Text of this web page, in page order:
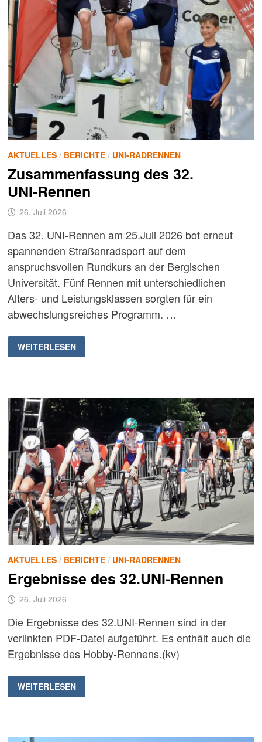
AKTUELLES/ BERICHTE/ UNI-RADRENNEN
Zusammenfassung des 32.
UNI‑Rennen
26. Juli 2026
Das 32. UNI‑Rennen am 25.Juli 2026 bot erneut
spannenden Straßenradsport auf dem
anspruchsvollen Rundkurs an der Bergischen
Universität. Fünf Rennen mit unterschiedlichen
Alters- und Leistungsklassen sorgten für ein
abwechslungsreiches Programm. …
ZUSAMMENFASSUNG
DES
32.
WEITERLESEN
AKTUELLES/ BERICHTE/ UNI-RADRENNEN
Ergebnisse des 32.UNI-Rennen
26. Juli 2026
Die Ergebnisse des 32.UNI-Rennen sind in der
verlinkten PDF-Datei aufgeführt. Es enthält auch die
Ergebnisse des Hobby-Rennens.(kv)
ERGEBNISSE
DES
32.UNI-
WEITERLESEN